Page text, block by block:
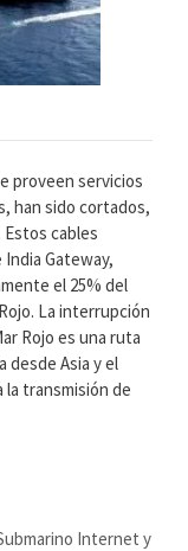
proveen servicios
han sido cortados,
cables
Gateway,
el 25% del
La interrupción
Rojo es una ruta
desde Asia y el
la transmisión de
Internet y